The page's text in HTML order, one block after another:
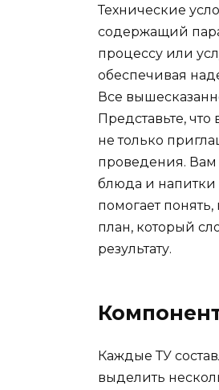
Технические
содержащий
процессу или
обеспечивая
Все
Представьте,
не только
проведения. Вам
блюда и напитки
помогает
план, который
результату.
Каждые ТУ
выделить